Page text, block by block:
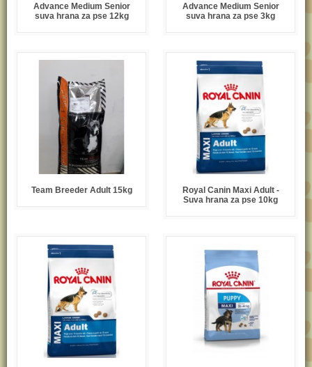
Advance Medium Senior
suva hrana za pse 12kg
Advance Medium Senior
suva hrana za pse 3kg
Team Breeder Adult 15kg
Royal Canin Maxi Adult -
Suva hrana za pse 10kg